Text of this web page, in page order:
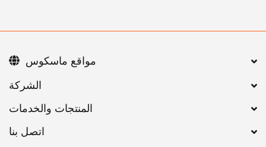
اتصل بنا
مواقع ماسكوس